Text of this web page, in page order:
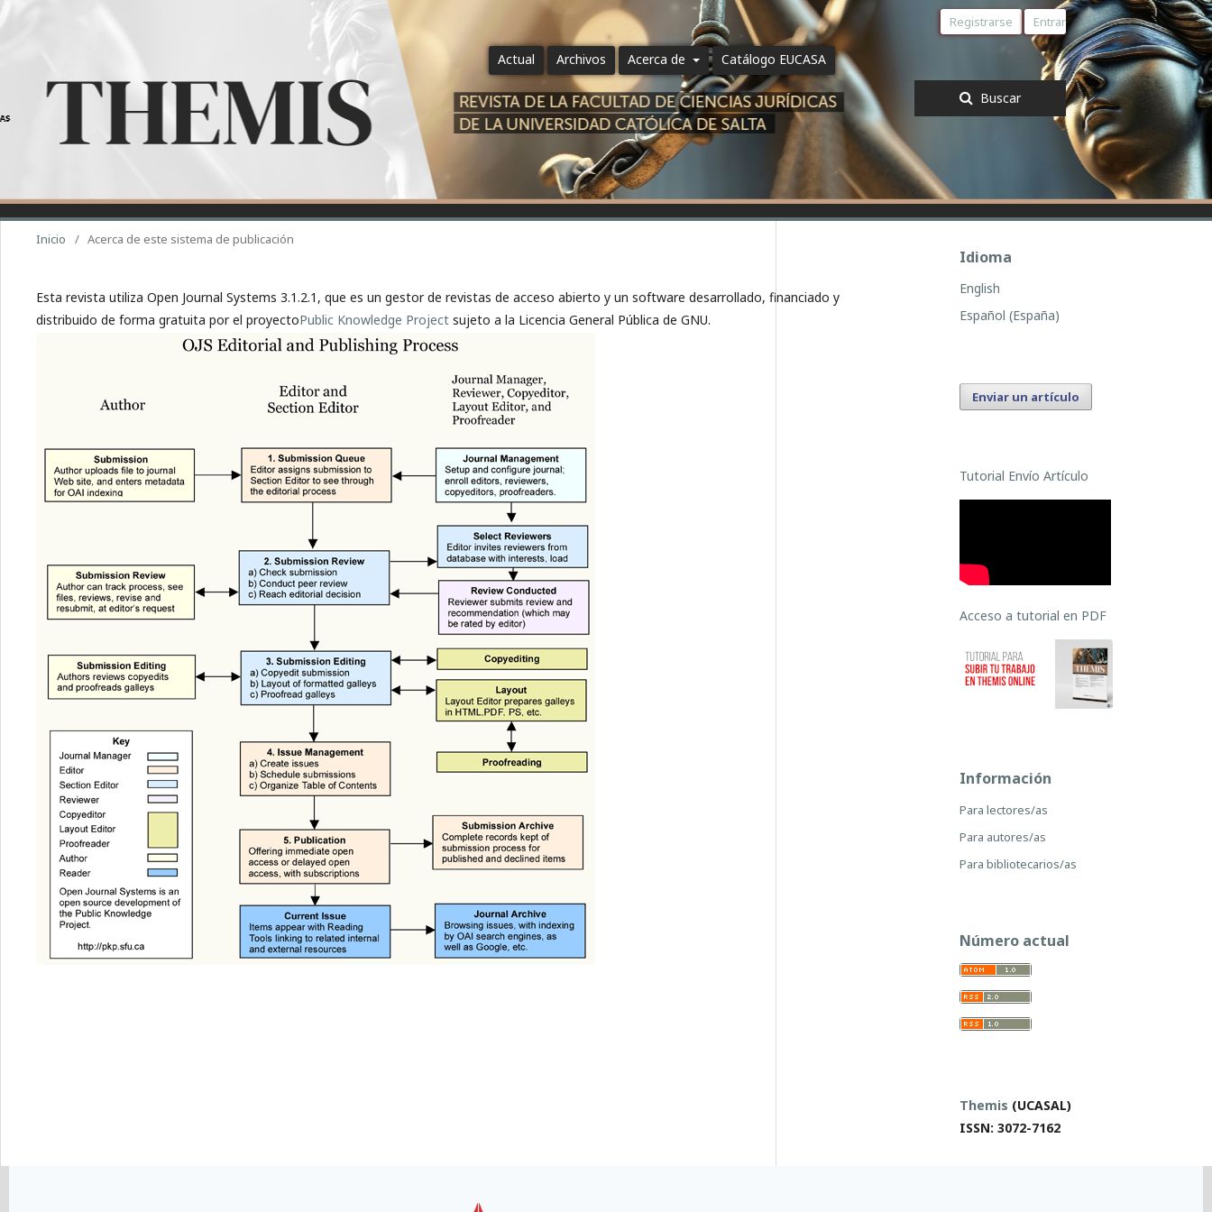
Actual Archivos Acerca de Catálogo EUCASA
Buscar
Registrarse Entrar
Inicio / Acerca de este sistema de publicación
Esta revista utiliza Open Journal Systems 3.1.2.1, que es un gestor de revistas de acceso abierto y un software desarrollado, financiado y
distribuido de forma gratuita por el proyectoPublic Knowledge Project sujeto a la Licencia General Pública de GNU.
Idioma
English
Español (España)
Enviar un artículo
Tutorial Envío Artículo
Acceso a tutorial en PDF
Información
Para lectores/as
Para autores/as
Para bibliotecarios/as
Número actual
Themis (UCASAL)
ISSN: 3072-7162